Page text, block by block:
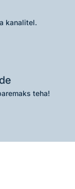
kanalitel.
teha!